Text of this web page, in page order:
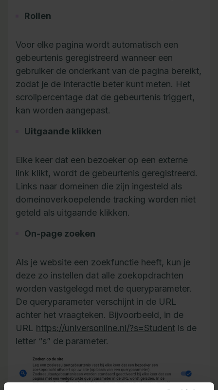
Rollen
Voor elke pagina wordt automatisch een
gebeurtenis geregistreerd wanneer een
gebruiker de onderkant van de pagina bereikt,
zodat je de interactie beter kunt meten. Het
scrollpercentage dat de gebeurtenis triggert,
kan worden aangepast.
Uitgaande klikken
Elke keer dat een bezoeker op een externe
link klikt, wordt de gebeurtenis geregistreerd.
Links naar domeinen die zijn ingesteld als
domeinoverkoepelende tracking worden niet
geteld als uitgaande klikken.
On-page zoeken
Als je website een zoekfunctie heeft, kun je
deze zo instellen dat alle zoekopdrachten
worden vastgelegd met de queryparameter.
De queryparameter verschijnt in de URL
achter het vraagteken. Bijvoorbeeld, in de
URL https://universonline.nl/?s=Student is de
letter “s” de parameter.